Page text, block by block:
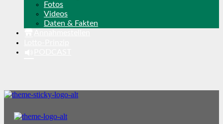
Fotos
Videos
Daten & Fakten